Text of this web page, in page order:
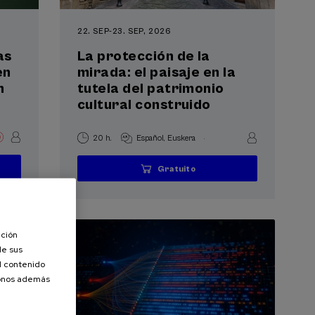
22. SEP-23. SEP, 2026
La protección de la
mirada: el paisaje en la
tutela del patrimonio
cultural construido
20 h. Español Euskera .
...
Gratuito
Últimas
plazas
Gratuito
Fecha
pasada
Lista
de
Plazo
de
sus
contenido
además